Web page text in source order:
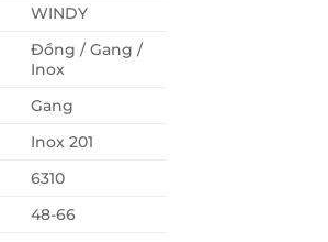
WINDY
Đồng / Gang /
Inox
Gang
Inox 201
6310
48-66